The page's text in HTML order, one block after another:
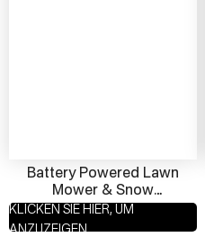
Battery Powered Lawn
Mower & Snow
Removal Machine – 48V
Dual‑Use Eco Solution
KLICKEN SIE HIER, UM
ANZUZEIGEN